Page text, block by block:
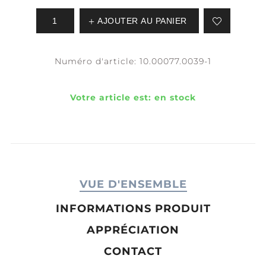
AJOUTER AU PANIER
Numéro d'article: 10.00077.0039-1
Votre article est: en stock
VUE D'ENSEMBLE
INFORMATIONS PRODUIT
APPRÉCIATION
CONTACT